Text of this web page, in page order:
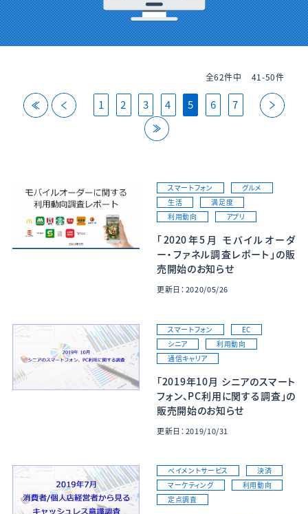
全62件中 41-50件
back back1 2 3 4 5 6 7
next
last
スマートフォン
グルメ
生活
満足度
利用動向
アプリ
「2020年5月 モバイルオーダ
ー・ファネル調査レポート」の販
売開始のお知らせ
更新日：2020/05/26
スマートフォン
EC
シニア
利用動向
通信キャリア
「2019年10月 シニアのスマート
フォン、PC利用に関する調査」の
販売開始のお知らせ
更新日：2019/10/31
ペイメントサービス
決済
マーケティング
利用動向
定点調査